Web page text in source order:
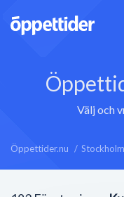
Välj och
Öppettider.nu